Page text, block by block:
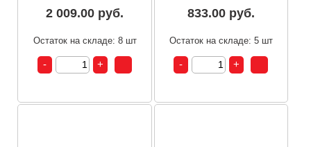
2 009.00 руб.
Остаток на складе: 8 шт
833.00 руб.
Остаток на складе: 5 шт